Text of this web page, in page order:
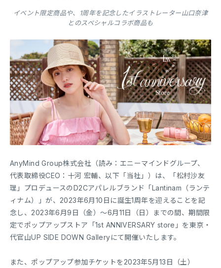
イベント限定商品や、1周年を記念したイラストレーター山口奈津
とのスペシャルコラボ商品も
AnyMind Group株式会社（読み：エニーマインドグループ、
代表取締役CEO：十河 宏輔、以下「当社」）は、「松村沙友
理」プロデュースのD2Cアパレルブランド「Lantinam（ランテ
ィナム）」が、2023年6月10日に誕生1周年を迎えることを記
念し、2023年6月9日（金）〜6月11日（日）までの間、期間限
定でポップアップストア「1st ANNIVERSARY store」を東京・
代官山UP SIDE DOWN Galleryにて開催いたします。
また、ポップアップ参加チケットを2023年5月13日（土）